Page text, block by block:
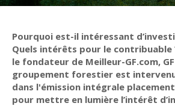
Pourquoi est-il intéressant
Quels intérêts pour le contribuable
le fondateur de Meilleur-GF.com,
groupement forestier est intervenu
dans l'émission intégrale placement
pour mettre en lumière l’intérêt